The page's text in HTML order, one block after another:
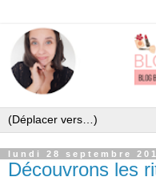
lundi 28 septembre
Découvrons les